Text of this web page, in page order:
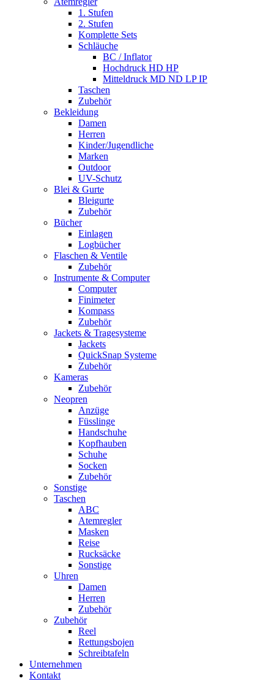
1. Stufen
2. Stufen
Komplette Sets
Schläuche
BC / Inflator
Hochdruck HD HP
Mitteldruck MD ND LP IP
Taschen
Zubehör
Bekleidung
Damen
Herren
Kinder/Jugendliche
Marken
Outdoor
UV-Schutz
Blei & Gurte
Bleigurte
Zubehör
Bücher
Einlagen
Logbücher
Flaschen & Ventile
Zubehör
Instrumente & Computer
Computer
Finimeter
Kompass
Zubehör
Jackets & Tragesysteme
Jackets
QuickSnap Systeme
Zubehör
Kameras
Zubehör
Neopren
Anzüge
Füsslinge
Handschuhe
Kopfhauben
Schuhe
Socken
Zubehör
Sonstige
Taschen
ABC
Atemregler
Masken
Reise
Rucksäcke
Sonstige
Uhren
Damen
Herren
Zubehör
Zubehör
Reel
Rettungsbojen
Schreibtafeln
Unternehmen
Kontakt